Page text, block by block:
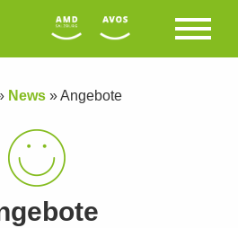
News»Angebote